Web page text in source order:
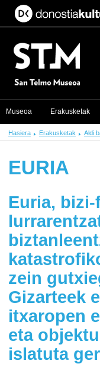
Hasiera Erakusketak Aldi
EURIA
Euria,
zein
Gizarteek
itxaropen
eta
islatuta
Museoa Erakusketak